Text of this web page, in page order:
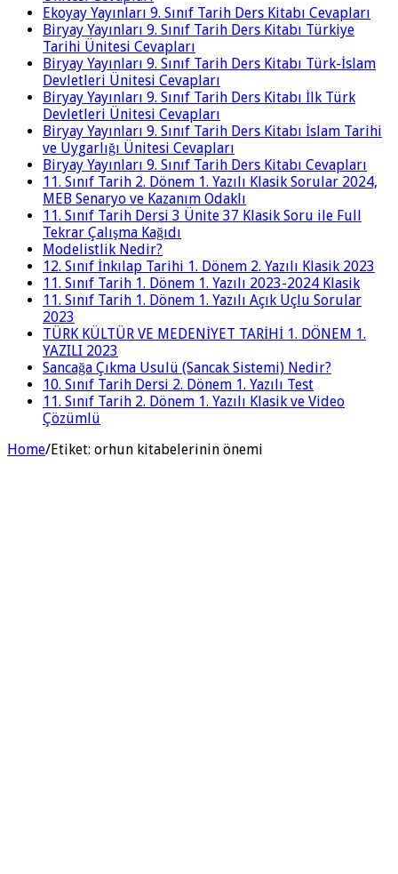
Ekoyay Yayınları 9. Sınıf Tarih Ders Kitabı Cevapları
Biryay Yayınları 9. Sınıf Tarih Ders Kitabı Türkiye
Tarihi Ünitesi Cevapları
Biryay Yayınları 9. Sınıf Tarih Ders Kitabı Türk-İslam
Devletleri Ünitesi Cevapları
Biryay Yayınları 9. Sınıf Tarih Ders Kitabı İlk Türk
Devletleri Ünitesi Cevapları
Biryay Yayınları 9. Sınıf Tarih Ders Kitabı İslam Tarihi
ve Uygarlığı Ünitesi Cevapları
Biryay Yayınları 9. Sınıf Tarih Ders Kitabı Cevapları
11. Sınıf Tarih 2. Dönem 1. Yazılı Klasik Sorular 2024,
MEB Senaryo ve Kazanım Odaklı
11. Sınıf Tarih Dersi 3 Ünite 37 Klasik Soru ile Full
Tekrar Çalışma Kağıdı
Modelistlik Nedir?
12. Sınıf İnkılap Tarihi 1. Dönem 2. Yazılı Klasik 2023
11. Sınıf Tarih 1. Dönem 1. Yazılı 2023-2024 Klasik
11. Sınıf Tarih 1. Dönem 1. Yazılı Açık Uçlu Sorular
2023
TÜRK KÜLTÜR VE MEDENİYET TARİHİ 1. DÖNEM 1.
YAZILI 2023
Sancağa Çıkma Usulü (Sancak Sistemi) Nedir?
10. Sınıf Tarih Dersi 2. Dönem 1. Yazılı Test
11. Sınıf Tarih 2. Dönem 1. Yazılı Klasik ve Video
Çözümlü
Home/Etiket: orhun kitabelerinin önemi